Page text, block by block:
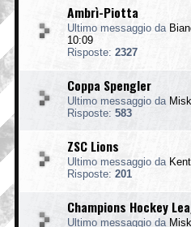
Ambrì-Piotta
Ultimo messaggio da
10:09
Risposte: 2327
Coppa Spengler
Ultimo messaggio da
Risposte: 583
ZSC Lions
Ultimo messaggio da
Risposte: 201
Champions Hockey
Ultimo messaggio da